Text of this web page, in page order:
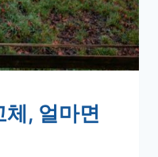
, 얼마면